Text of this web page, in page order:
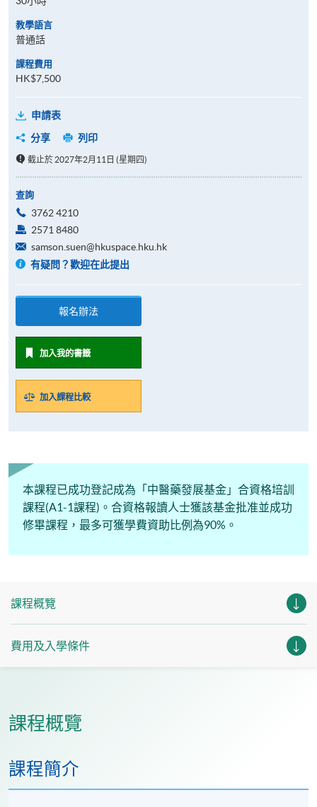
教學語言
普通話
課程費用
HK$7,500
申請表
分享
列印
截止於 2027年2月11日 (星期四)
查詢
3762 4210
2571 8480
samson.suen@hkuspace.hku.hk
有疑問？歡迎在此提出
報名辦法
加入我的書籤
加入課程比較
本課程已成功登記成為「中醫藥發展基金」合資格培訓
課程(A1-1課程)。合資格報讀人士獲該基金批准並成功
修畢課程，最多可獲學費資助比例為90%。
課程概覽
費用及入學條件
課程概覽
課程簡介